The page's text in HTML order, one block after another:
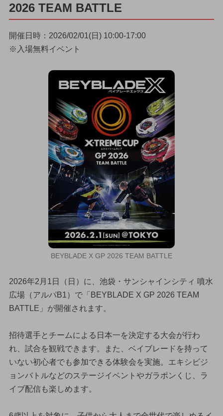
2026 TEAM BATTLE
開催日時：2026/02/01(日) 10:00-17:00
※入場無料イベント
BEYBLADE X GP 2026 TEAM BATTLE
2026年2月1日（日）に、池袋・サンシャインシティ 噴水
広場（アルパB1）で「BEYBLADE X GP 2026 TEAM
BATTLE」が開催されます。
招待選手とチームによる日本一を決定する大会が行わ
れ、試合を観戦できます。また、ベイブレードを持って
いない初心者でも参加できる体験会を実施。エキシビジ
ョンバトルなどのステージイベントやガラポンくじ、ラ
イブ配信も楽しめます。